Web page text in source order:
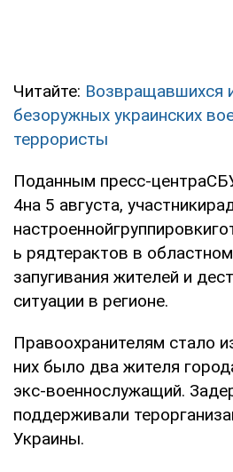
Читайте: Возвращавшихся
безоружных украинских
террористы
Поданным пресс-
4на 5 августа,
ь рядтерактов в
запугивания жителей и
ситуации в регионе.
Правоохранителям стало
них было два жителя
экс-военнослужащий.
поддерживали
Украины.